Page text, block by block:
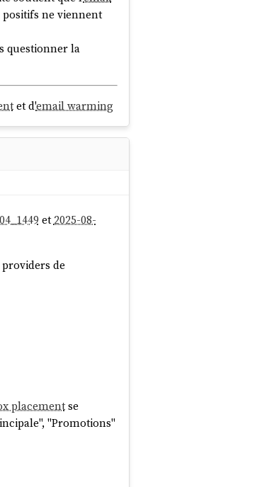
positifs ne viennent
questionner la
et d'email warming
Je trouve cette
et2025-08-
de
placementse
"Promotions"